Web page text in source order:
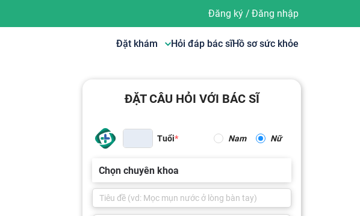
Đăng ký/ Đăng nhập
Đặt khám Hỏi đáp bác sĩHồ sơ sức khỏe
ĐẶT CÂU HỎI VỚI BÁC SĨ
Tuổi Nam Nữ
Chọn chuyên khoa